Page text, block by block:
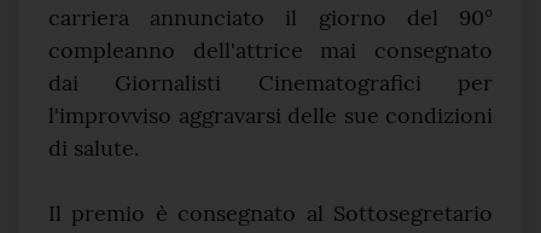
carriera annunciato il giorno del 90°
compleanno dell'attrice mai consegnato
dai Giornalisti Cinematografici per
l'improvviso aggravarsi delle sue condizioni
di salute.
Il premio è consegnato al Sottosegretario